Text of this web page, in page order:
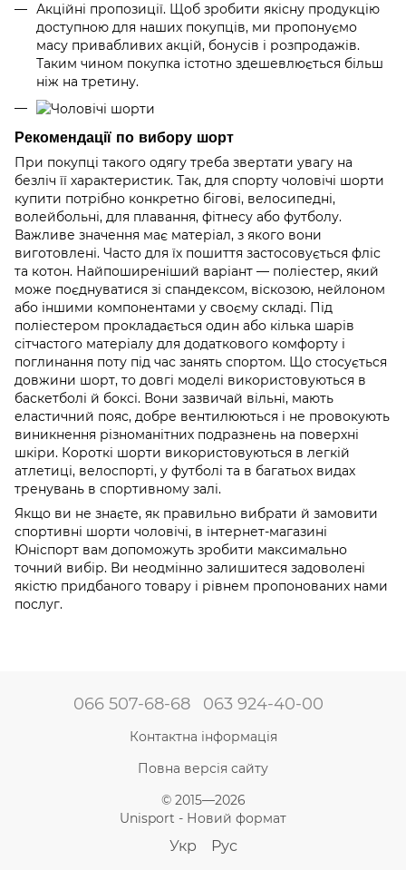
Акційні пропозиції. Щоб зробити якісну продукцію
доступною для наших покупців, ми пропонуємо
масу привабливих акцій, бонусів і розпродажів.
Таким чином покупка істотно здешевлюється більш
ніж на третину.
Рекомендації по вибору шорт
При покупці такого одягу треба звертати увагу на
безліч її характеристик. Так, для спорту чоловічі шорти
купити потрібно конкретно бігові, велосипедні,
волейбольні, для плавання, фітнесу або футболу.
Важливе значення має матеріал, з якого вони
виготовлені. Часто для їх пошиття застосовується фліс
та котон. Найпоширеніший варіант — поліестер, який
може поєднуватися зі спандексом, віскозою, нейлоном
або іншими компонентами у своєму складі. Під
поліестером прокладається один або кілька шарів
сітчастого матеріалу для додаткового комфорту і
поглинання поту під час занять спортом. Що стосується
довжини шорт, то довгі моделі використовуються в
баскетболі й боксі. Вони зазвичай вільні, мають
еластичний пояс, добре вентилюються і не провокують
виникнення різноманітних подразнень на поверхні
шкіри. Короткі шорти використовуються в легкій
атлетиці, велоспорті, у футболі та в багатьох видах
тренувань в спортивному залі.
Якщо ви не знаєте, як правильно вибрати й замовити
спортивні шорти чоловічі, в інтернет-магазині
Юніспорт вам допоможуть зробити максимально
точний вибір. Ви неодмінно залишитеся задоволені
якістю придбаного товару і рівнем пропонованих нами
послуг.
066 507-68-68 063 924-40-00
Контактна інформація
Повна версія сайту
© 2015—2026
Unisport - Новий формат
Укр Рус